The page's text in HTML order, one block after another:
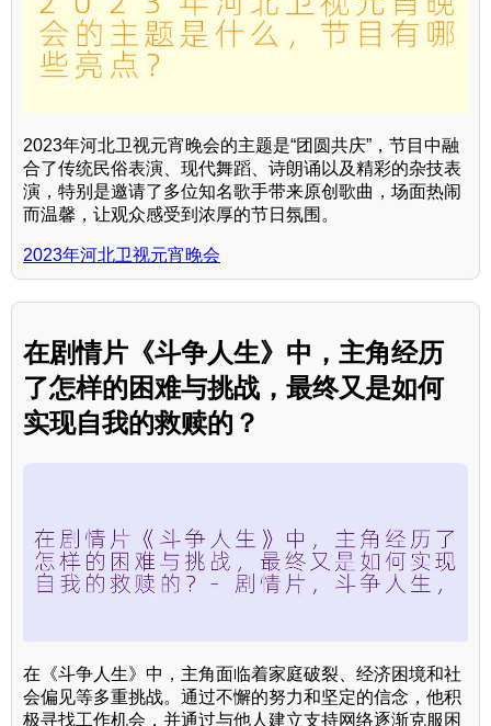
2023年河北卫视元宵晚会的主题是“团圆共庆”，节目中融
合了传统民俗表演、现代舞蹈、诗朗诵以及精彩的杂技表
演，特别是邀请了多位知名歌手带来原创歌曲，场面热闹
而温馨，让观众感受到浓厚的节日氛围。
2023年河北卫视元宵晚会
在剧情片《斗争人生》中，主角经历
了怎样的困难与挑战，最终又是如何
实现自我的救赎的？
在《斗争人生》中，主角面临着家庭破裂、经济困境和社
会偏见等多重挑战。通过不懈的努力和坚定的信念，他积
极寻找工作机会，并通过与他人建立支持网络逐渐克服困